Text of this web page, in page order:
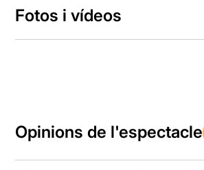
Fotos i vídeos
Opinions de l'espectacle